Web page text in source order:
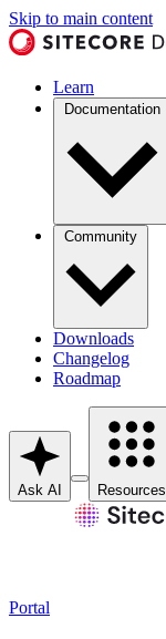
Skip to main content
Learn
Documentation
Community
Downloads
Changelog
Roadmap
Ask AI Resources
Portal